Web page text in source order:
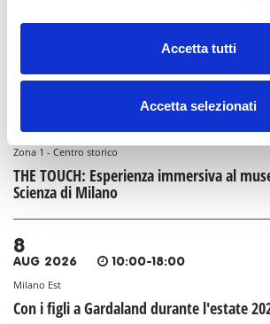
Accetta tutti
Accetta selezionati
Jurassic World the experience a
AUG 2026 10:00-18:00
Zona 1 - Centro storico
THE TOUCH: Esperienza immersiva al
Scienza di Milano
8
AUG 2026 10:00-18:00
Milano Est
Con i figli a Gardaland durante l'estate